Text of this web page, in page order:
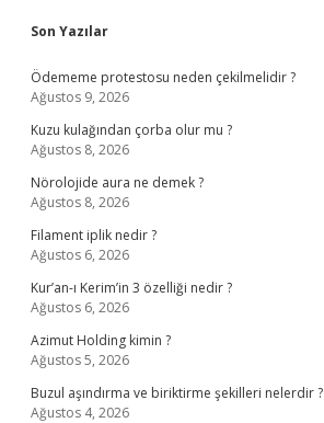
Sidebar
Son Yazılar
Ödememe protestosu neden çekilmelidir ?
Ağustos 9, 2026
Kuzu kulağından çorba olur mu ?
Ağustos 8, 2026
Nörolojide aura ne demek ?
Ağustos 8, 2026
Filament iplik nedir ?
Ağustos 6, 2026
Kur’an-ı Kerim’in 3 özelliği nedir ?
Ağustos 6, 2026
Azimut Holding kimin ?
Ağustos 5, 2026
Buzul aşındırma ve biriktirme şekilleri nelerdir ?
Ağustos 4, 2026